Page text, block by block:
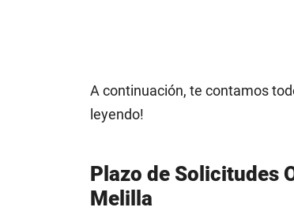
A continuación, te contamos
leyendo!
Plazo de Solicitudes
Melilla